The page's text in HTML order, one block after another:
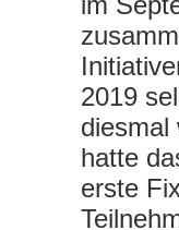
2019
diesmal
hatte
erste